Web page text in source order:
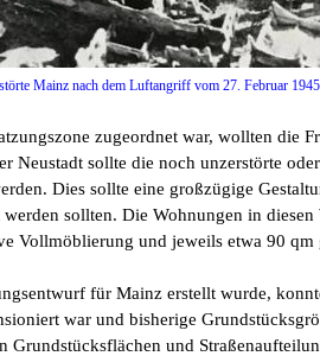
Mainz nach dem Luftangriff vom 27. Februar
zugeordnet war, wollten die
Neustadt sollte die noch unzerstörte
Dies sollte eine großzügige
sollten. Die Wohnungen in
Vollmöblierung und jeweils etwa 90 qm
für Mainz erstellt wurde,
war und bisherige
Grundstücksflächen und